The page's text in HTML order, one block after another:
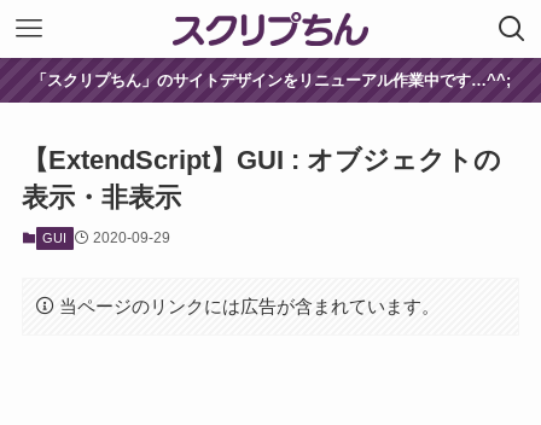
「スクリプちん」のサイトデザインをリニューアル作業中です…^^;
【ExtendScript】GUI : オブジェクトの
表示・非表示
GUI 2020-09-29
当ページのリンクには広告が含まれています。